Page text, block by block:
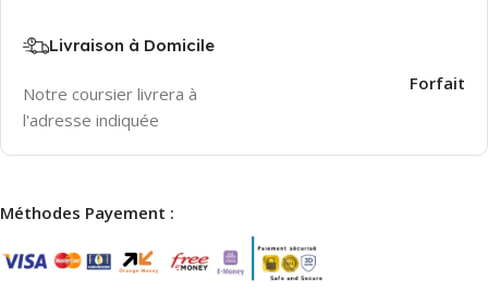
Livraison à Domicile
Notre coursier livrera à
l'adresse indiquée
Forfait
Méthodes Payement :